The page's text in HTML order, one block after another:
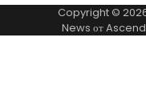
Copyright ©
News от